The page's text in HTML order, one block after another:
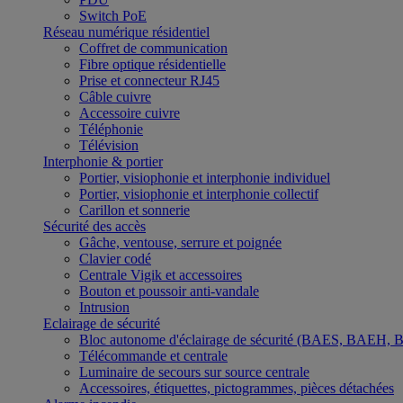
Switch PoE
Réseau numérique résidentiel
Coffret de communication
Fibre optique résidentielle
Prise et connecteur RJ45
Câble cuivre
Accessoire cuivre
Téléphonie
Télévision
Interphonie & portier
Portier, visiophonie et interphonie individuel
Portier, visiophonie et interphonie collectif
Carillon et sonnerie
Sécurité des accès
Gâche, ventouse, serrure et poignée
Clavier codé
Centrale Vigik et accessoires
Bouton et poussoir anti-vandale
Intrusion
Eclairage de sécurité
Bloc autonome d'éclairage de sécurité (BAES,
Télécommande et centrale
Luminaire de secours sur source centrale
Accessoires, étiquettes, pictogrammes, pièces détachées